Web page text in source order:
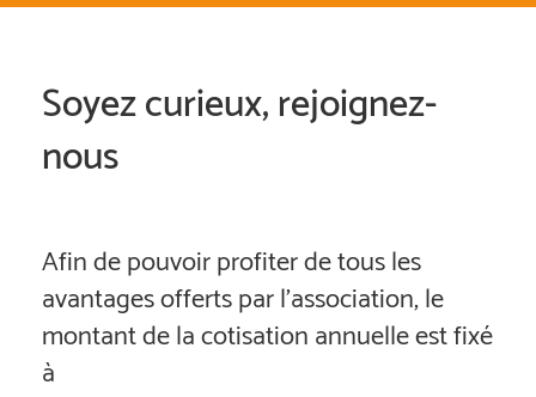
Soyez curieux, rejoignez-
nous
Afin de pouvoir profiter de tous les
avantages offerts par l'association, le
montant de la cotisation annuelle est fixé
à